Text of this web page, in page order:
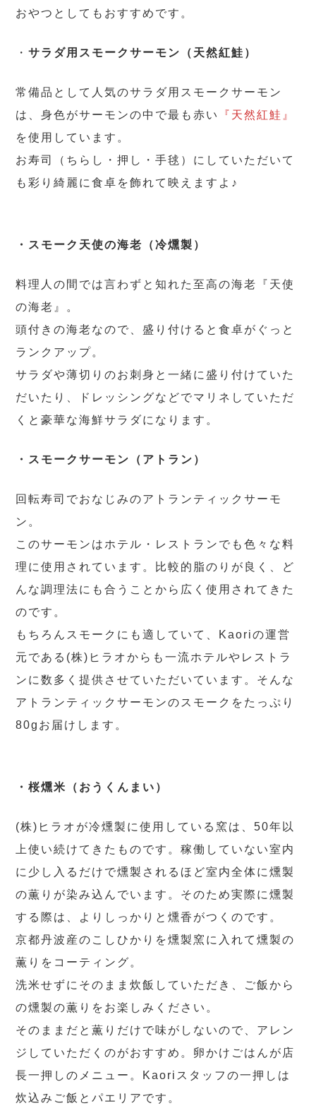
おやつとしてもおすすめです。
・サラダ用スモークサーモン（天然紅鮭）
常備品として人気のサラダ用スモークサーモン
は、身色がサーモンの中で最も赤い
『天然紅鮭』
を使用しています。
お寿司（ちらし・押し・手毬）にしていただいて
も彩り綺麗に食卓を飾れて映えますよ♪
・ スモーク 天使の海老（冷燻製）
料理人の間では言わずと知れた至高の海老『天使
の海老』。
頭付きの海老なので、盛り付けると食卓がぐっと
ランクアップ。
サラダや薄切りのお刺身と一緒に盛り付けていた
だいたり、ドレッシングなどでマリネしていただ
くと豪華な海鮮サラダになります。
・スモークサーモン（アトラン）
回転寿司でおなじみのアトランティックサーモ
ン。
このサーモンはホテル・レストランでも色々な料
理に使用されています。比較的脂のりが良く、ど
んな調理法にも合うことから広く使用されてきた
のです。
もちろんスモークにも適していて、Kaoriの運営
元である(株)ヒラオからも一流ホテルやレストラ
ンに数多く提供させていただいています。そんな
アトランティックサーモンのスモークをたっぷり
80gお届けします。
・桜燻米（おうくんまい）
(株)ヒラオが冷燻製に使用している窯は、50年以
上使い続けてきたものです。稼働していない室内
に少し入るだけで燻製されるほど室内全体に燻製
の薫りが染み込んでいます。そのため実際に燻製
する際は、よりしっかりと燻香がつくのです。
京都丹波産のこしひかりを燻製窯に入れて燻製の
薫りをコーティング。
洗米せずにそのまま炊飯していただき、ご飯から
の燻製の薫りをお楽しみください。
そのままだと薫りだけで味がしないので、アレン
ジしていただくのがおすすめ。卵かけごはんが店
長一押しのメニュー。Kaoriスタッフの一押しは
炊込みご飯とパエリアです。